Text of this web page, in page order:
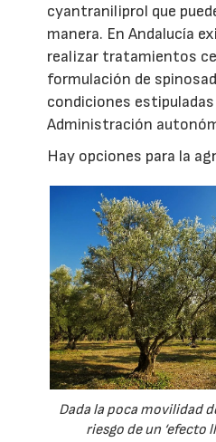
cyantraniliprol que
manera. En Andalucía
realizar tratamientos
formulación de
condiciones estipuladas
Administración
Hay opciones para la
Dada la poca movilidad
riesgo de un ‘efecto